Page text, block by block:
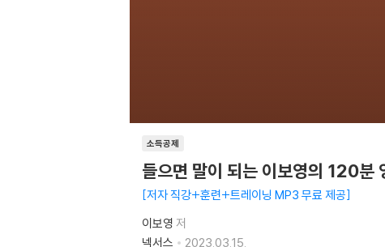
소득공제
들으면 말이 되는 이보영의 120분
저자 직강+훈련+트레이닝 MP3 무료 제공
이보영 저
넥서스
2023.03.15.